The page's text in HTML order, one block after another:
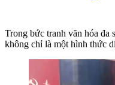
Trong bức tranh văn hóa
không chỉ là một hình thức